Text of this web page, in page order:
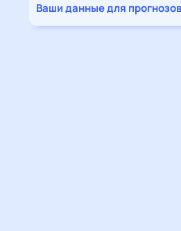
Ваши данные для прогнозов